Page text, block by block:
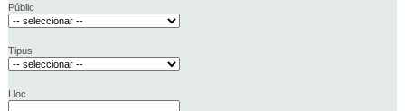
Públic
Tipus
Lloc